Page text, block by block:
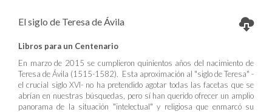
El siglo de Teresa de Ávila
Libros para un Centenario
En marzo de 2015 se cumplieron quinientos años del nacimiento de
Teresa de Ávila (1515-1582). Esta aproximación al "siglo de Teresa" -
el crucial siglo XVI- no ha pretendido agotar todas las facetas que se
abrían en nuestras búsquedas, pero sí han querido ofrecer un amplio
panorama de la situación "intelectual" y religiosa que enmarcó su